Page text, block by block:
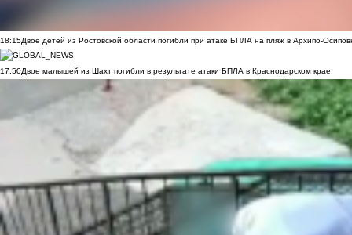
18:15Двое детей из Ростовской области погибли при атаке БПЛА на пляж в Архипо-
17:50Двое малышей из Шахт погибли в результате атаки БПЛА в Краснодарском крае